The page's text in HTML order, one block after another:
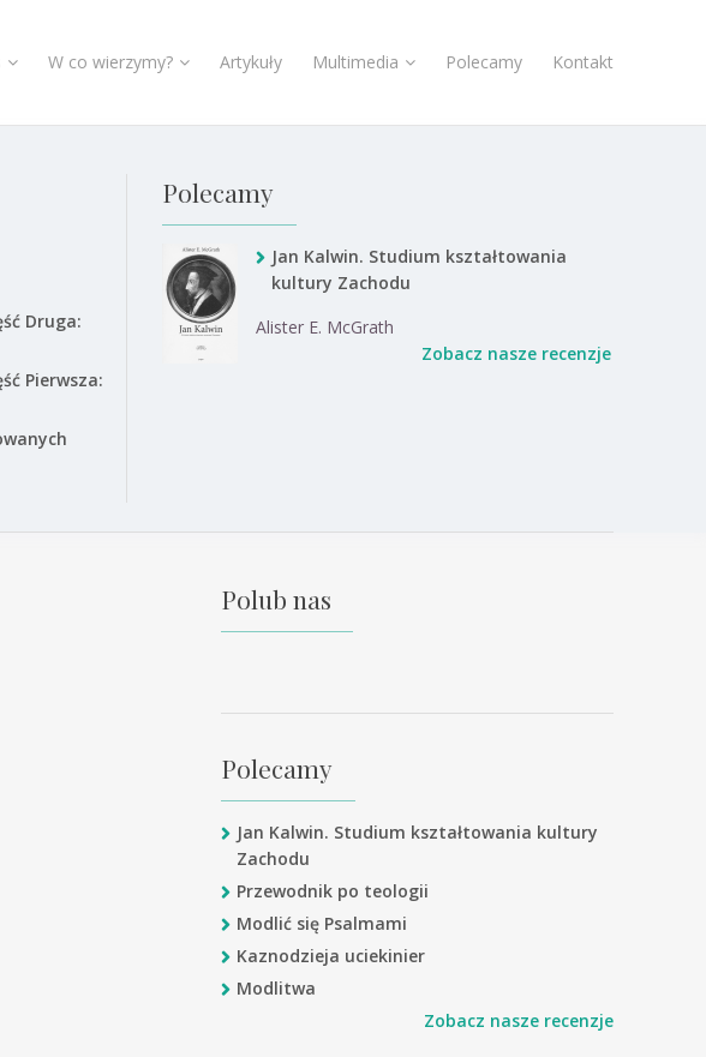
W co wierzymy? Artykuły Multimedia Polecamy Kontakt
Druga:
Pierwsza:
Polecamy
Jan Kalwin. Studium kształtowania
kultury Zachodu
Alister E. McGrath
Zobacz nasze recenzje
Polub nas
Polecamy
Jan Kalwin. Studium kształtowania kultury
Zachodu
Przewodnik po teologii
Modlić się Psalmami
Kaznodzieja uciekinier
Modlitwa
Zobacz nasze recenzje